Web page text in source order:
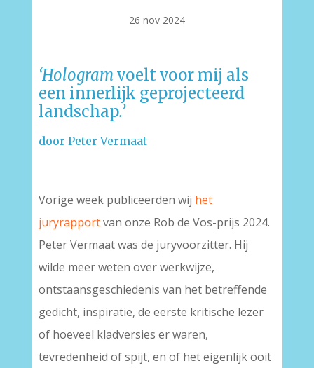
26 nov 2024
‘Hologram voelt voor mij als
een innerlijk geprojecteerd
landschap.’
door Peter Vermaat
Vorige week publiceerden wij het
juryrapportvan onze Rob de Vos-prijs 2024.
Peter Vermaat was de juryvoorzitter. Hij
wilde meer weten over werkwijze,
ontstaansgeschiedenis van het betreffende
gedicht, inspiratie, de eerste kritische lezer
of hoeveel kladversies er waren,
tevredenheid of spijt, en of het eigenlijk ooit